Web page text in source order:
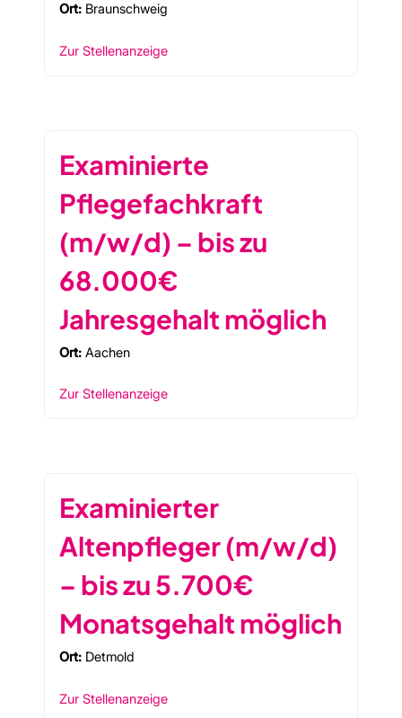
Ort: Braunschweig
Zur Stellenanzeige
Examinierte
Pflegefachkraft
(m/w/d) – bis zu
68.000€
Jahresgehalt möglich
Ort: Aachen
Zur Stellenanzeige
Examinierter
Altenpfleger (m/w/d)
– bis zu 5.700€
Monatsgehalt möglich
Ort: Detmold
Zur Stellenanzeige